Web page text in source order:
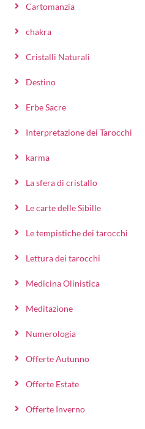
Cartomanzia
chakra
Cristalli Naturali
Destino
Erbe Sacre
Interpretazione dei Tarocchi
karma
La sfera di cristallo
Le carte delle Sibille
Le tempistiche dei tarocchi
Lettura dei tarocchi
Medicina Olinistica
Meditazione
Numerologia
Offerte Autunno
Offerte Estate
Offerte Inverno